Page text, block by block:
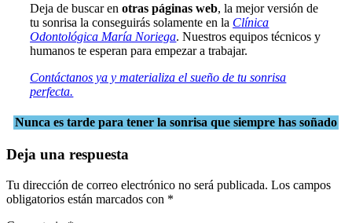
Deja de buscar en otras páginas web, la mejor versión de
tu sonrisa la conseguirás solamente en la Clínica
Odontológica María Noriega. Nuestros equipos técnicos y
humanos te esperan para empezar a trabajar.
Contáctanos ya y materializa el sueño de tu sonrisa
perfecta.
Nunca es tarde para tener la sonrisa que siempre has soñado
Deja una respuesta
Tu dirección de correo electrónico no será publicada. Los campos
obligatorios están marcados con *